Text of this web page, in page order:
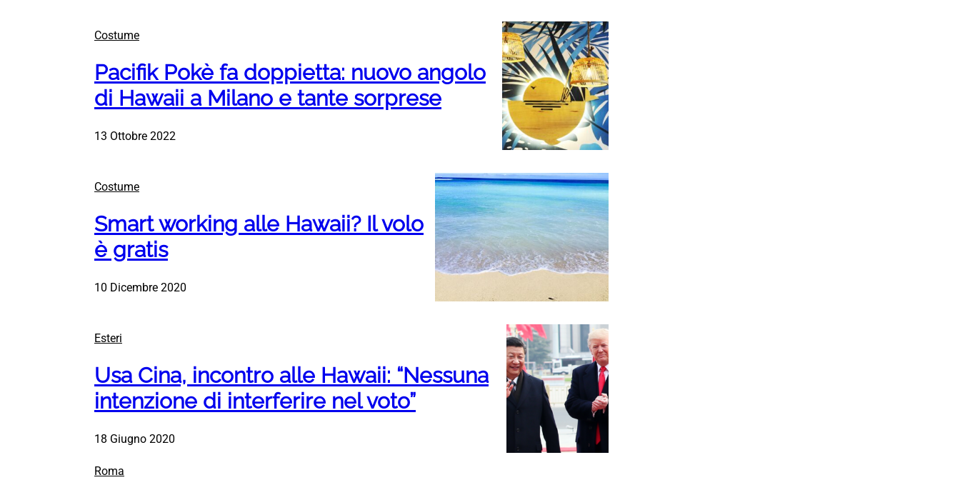
Costume
Pacifik Pokè fa doppietta: nuovo angolo
di Hawaii a Milano e tante sorprese
13 Ottobre 2022
Costume
Smart working alle Hawaii? Il volo
è gratis
10 Dicembre 2020
Esteri
Usa Cina, incontro alle Hawaii: “Nessuna
intenzione di interferire nel voto”
18 Giugno 2020
Roma